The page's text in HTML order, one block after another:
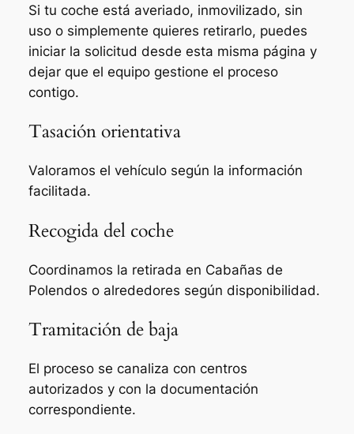
Si tu coche está averiado, inmovilizado, sin
uso o simplemente quieres retirarlo, puedes
iniciar la solicitud desde esta misma página y
dejar que el equipo gestione el proceso
contigo.
Tasación orientativa
Valoramos el vehículo según la información
facilitada.
Recogida del coche
Coordinamos la retirada en Cabañas de
Polendos o alrededores según disponibilidad.
Tramitación de baja
El proceso se canaliza con centros
autorizados y con la documentación
correspondiente.